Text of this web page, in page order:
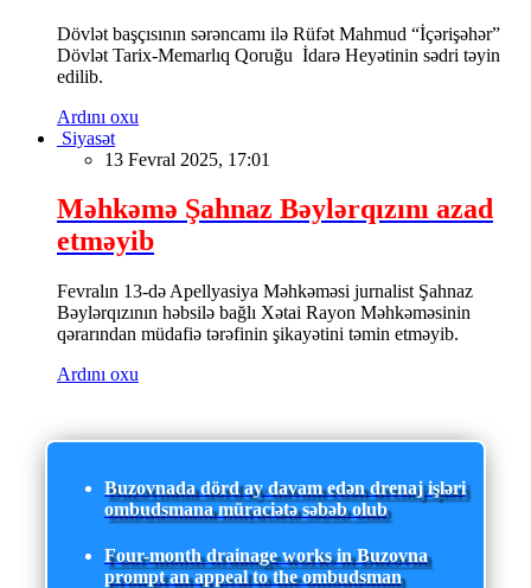
Dövlət başçısının sərəncamı ilə Rüfət Mahmud “İçərişəhər”
Dövlət Tarix-Memarlıq Qoruğu İdarə Heyətinin sədri təyin
edilib.
Ardını oxu
Siyasət
13 Fevral 2025, 17:01
Məhkəmə Şahnaz Bəylərqızını azad
etməyib
Fevralın 13-də Apellyasiya Məhkəməsi jurnalist Şahnaz
Bəylərqızının həbsilə bağlı Xətai Rayon Məhkəməsinin
qərarından müdafiə tərəfinin şikayətini təmin etməyib.
Ardını oxu
Buzovnada dörd ay davam edən drenaj işləri
ombudsmana müraciətə səbəb olub
Four-month drainage works in Buzovna
prompt an appeal to the ombudsman